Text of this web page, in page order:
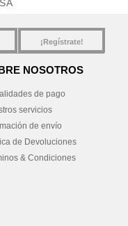
¡Regístrate!
NOSOTROS
de pago
servicios
de envío
de Devoluciones
& Condiciones